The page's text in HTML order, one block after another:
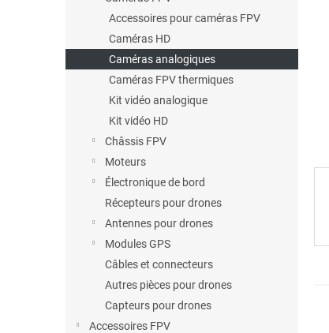
Accessoires pour caméras FPV
Caméras HD
Caméras analogiques
Caméras FPV thermiques
Kit vidéo analogique
Kit vidéo HD
Châssis FPV
Moteurs
Électronique de bord
Récepteurs pour drones
Antennes pour drones
Modules GPS
Câbles et connecteurs
Autres pièces pour drones
Capteurs pour drones
Accessoires FPV